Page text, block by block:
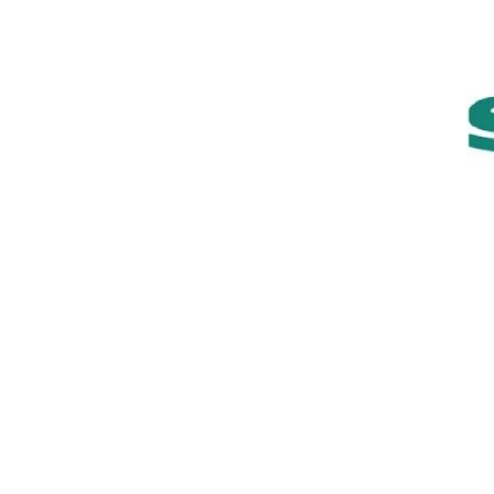
Bu ürünün fiyat bilgisi, resim, ürün